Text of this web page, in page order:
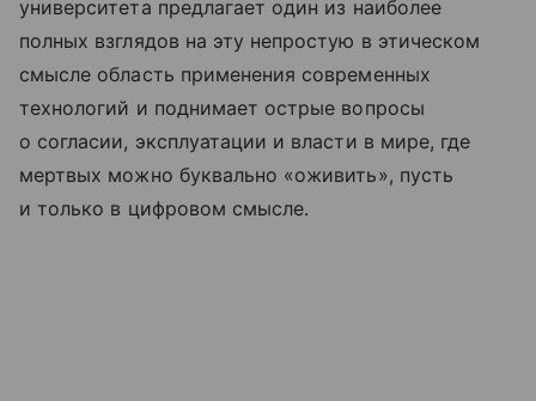
университета предлагает один из наиболее
полных взглядов на эту непростую в этическом
смысле область применения современных
технологий и поднимает острые вопросы
о согласии, эксплуатации и власти в мире, где
мертвых можно буквально «оживить», пусть
и только в цифровом смысле.